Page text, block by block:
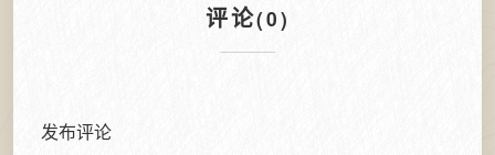
评论(0)
发布评论